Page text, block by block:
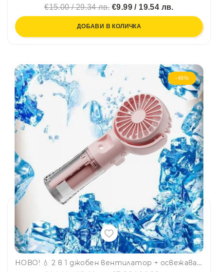
€15.00 / 29.34 лв.€9.99 / 19.54 лв.
ДОБАВИ В КОЛИЧКА
-49%
НОВО! 💧 2 в 1 джобен вентилатор + освежаваща водна мъгла MIST OCEAN 737 за горещите дни, мощен мотор и издръжлива батерия - F4